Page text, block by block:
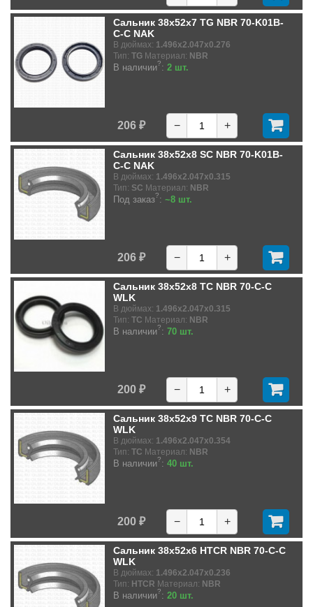
Сальник 38x52x7 TG NBR 70-K01B-
C-C NAK
В дюймах: 1.496x2.047x0.276
Тип: TG Материал: NBR
В наличии?: 2 шт.
206 ₽ − +
Сальник 38x52x8 SC NBR 70-K01B-
C-C NAK
В дюймах: 1.496x2.047x0.315
Тип: SC Материал: NBR
Под заказ?: ~8 шт.
206 ₽ − +
Сальник 38x52x8 TC NBR 70-C-C
WLK
В дюймах: 1.496x2.047x0.315
Тип: TC Материал: NBR
В наличии?: 70 шт.
200 ₽ − +
Сальник 38x52x9 TC NBR 70-C-C
WLK
В дюймах: 1.496x2.047x0.354
Тип: TC Материал: NBR
В наличии?: 40 шт.
200 ₽ − +
Сальник 38x52x6 HTCR NBR 70-C-C
WLK
В дюймах: 1.496x2.047x0.236
Тип: HTCR Материал: NBR
В наличии?: 20 шт.